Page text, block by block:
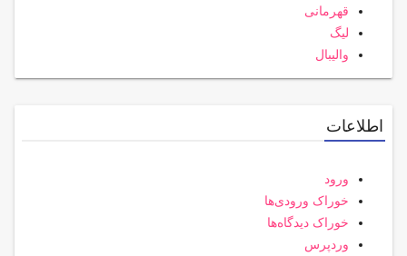
قهرمانی
لیگ
والیبال
اطلاعات
ورود
خوراک ورودی‌ها
خوراک دیدگاه‌ها
وردپرس